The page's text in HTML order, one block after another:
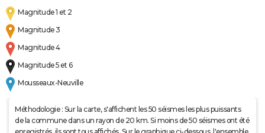
Magnitude 1 et 2
Magnitude 3
Magnitude 4
Magnitude 5 et 6
Mousseaux-Neuville
Méthodologie : Sur la carte, s'affichent les 50 séismes les plus puissants
de la commune dans un rayon de 20 km. Si moins de 50 séismes ont été